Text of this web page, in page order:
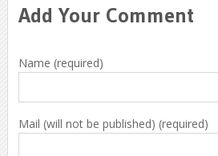
Add Your Comment
Name (required)
Mail (will not be published) (required)